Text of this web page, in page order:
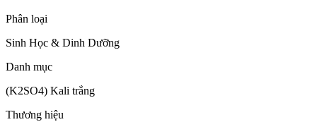
Phân loại
Sinh Học & Dinh Dưỡng
Danh mục
(K2SO4) Kali trắng
Thương hiệu